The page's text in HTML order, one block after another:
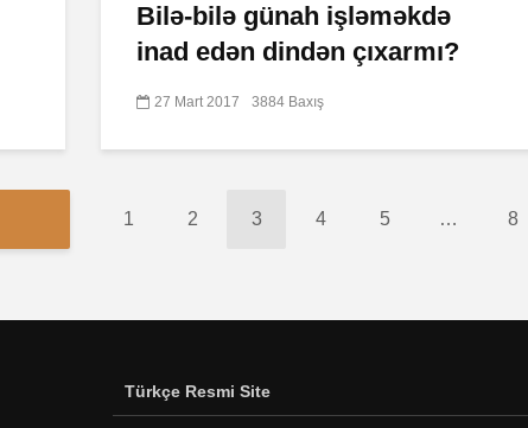
Bilə-bilə günah işləməkdə
inad edən dindən çıxarmı?
27 Mart 2017 3884 Baxış
1 2 3 4 5 … 8
Türkçe Resmi Site